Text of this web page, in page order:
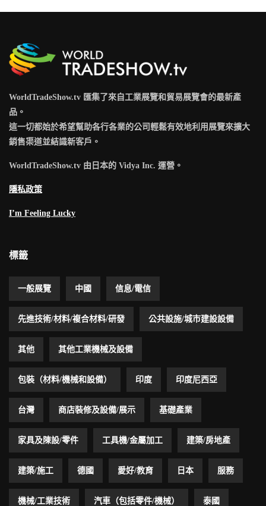
WorldTradeShow.tv 匯集了來自工業展覽和貿易展覽會的最新產
品。
這一切都始於希望幫助各行各業的公司輕鬆有效地利用展覽來擴大
銷售渠道並結識新客戶。
WorldTradeShow.tv 由日本的 Vidya Inc. 運營。
隱私政策
I’m Feeling Lucky
標籤
一般展覽 中國 信息/電信
先進技術/材料/複合材料/研發 公共設施/城市建設設備
其他 其他工業機械及設備
包裝（材料/機械和設備） 印度 印度尼西亞
台灣 商店裝修及設備/展示 基礎產業
家具及陳設/零件 工具機/金屬加工 建築/房地產
建築/施工 德國 愛好/教育 日本 服務
機械/工業技術 汽車（包括零件/機械） 泰國